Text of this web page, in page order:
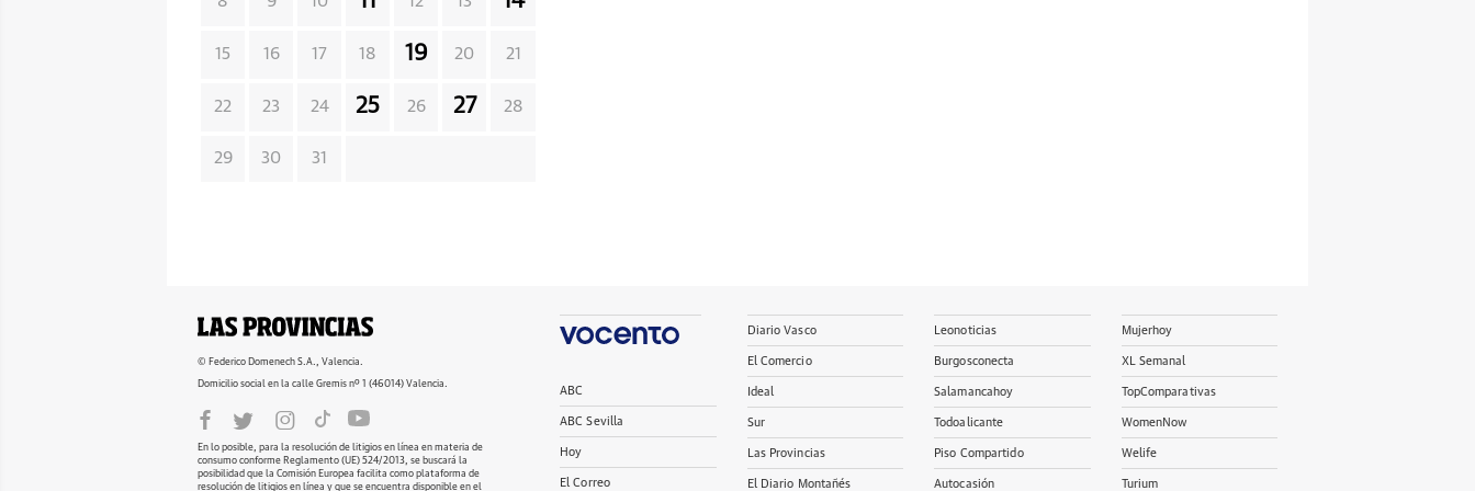
15 16 17 18 19 20 21
22 23 24 25 26 27 28
29 30 31
© Federico Domenech S.A., Valencia.
Domicilio social en la calle Gremis nº 1 (46014) Valencia.
En lo posible, para la resolución de litigios en línea en materia de
consumo conforme Reglamento (UE) 524/2013, se buscará la
posibilidad que la Comisión Europea facilita como plataforma de
resolución de litigios en línea y que se encuentra disponible en el
ABC
ABC Sevilla
Hoy
El Correo
Diario Vasco
El Comercio
Ideal
Sur
Las Provincias
El Diario Montañés
Leonoticias
Burgosconecta
Salamancahoy
Todoalicante
Piso Compartido
Autocasión
Mujerhoy
XL Semanal
TopComparativas
WomenNow
Welife
Turium